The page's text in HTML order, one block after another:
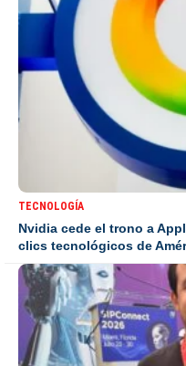
TECNOLOGÍA
Nvidia cede el trono a
clics tecnológicos de